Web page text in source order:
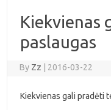
Kiekvienas
paslaugas
By Zz 2016-03-22
Kiekvienas gali pradėti